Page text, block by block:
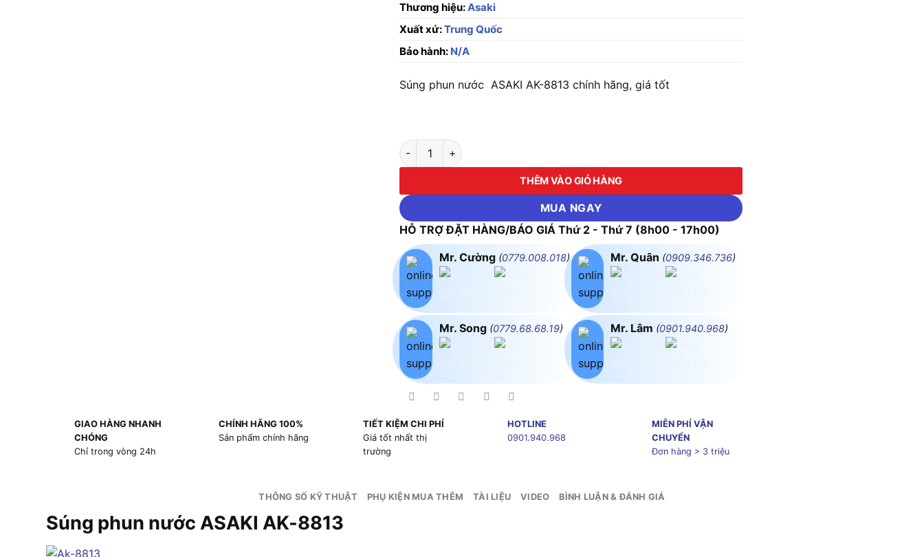
Thương hiệu:Asaki
Xuất xứ:Trung Quốc
Bảo hành: N/A
Súng phun nước ASAKI AK-8813 chính hãng, giá tốt
Súng phun nước ASAKI AK-8813 số lượng
THÊM VÀO GIỎ HÀNG
MUA NGAY
HỖ TRỢ ĐẶT HÀNG/BÁO GIÁ Thứ 2 - Thứ 7 (8h00 - 17h00)
Mr. Cường (0779.008.018)
Mr. Song (0779.68.68.19)
Mr. Quân (0909.346.736)
Mr. Lâm (0901.940.968)
GIAO HÀNG NHANH
CHÓNG
Chỉ trong vòng 24h
CHÍNH HÃNG 100%
Sản phẩm chính hãng
TIẾT KIỆM CHI PHÍ
Giá tốt nhất thị
trường
HOTLINE
0901.940.968
MIỄN PHÍ VẬN
CHUYỂN
Đơn hàng > 3 triệu
THÔNG SỐ KỸ THUẬT PHỤ KIỆN MUA THÊM TÀI LIỆU VIDEO BÌNH LUẬN & ĐÁNH GIÁ
Súng phun nước ASAKI AK-8813